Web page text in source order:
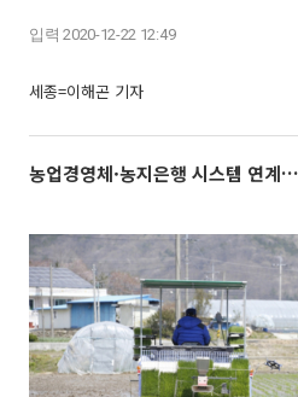
입력 2020-12-22 12:49
세종=이해곤 기자
농업경영체·농지은행 시스템 연